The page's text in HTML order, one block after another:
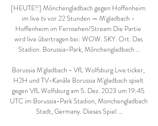
[HEUTE!!] Mönchengladbach gegen Hoffenheim
im live tv vor 22 Stunden — M'gladbach -
Hoffenheim im Fernsehen/Stream Die Partie
wird live übertragen bei: WOW. SKY. Ort. Das
Stadion. Borussia-Park, Mönchengladbach ...
Borussia M'gladbach - VfL Wolfsburg Live ticker,
H2H und TV-Kanäle Borussia M'gladbach spielt
gegen VfL Wolfsburg am 5. Dez. 2023 um 19:45
UTC im Borussia-Park Stadion, Monchengladbach
Stadt, Germany. Dieses Spiel ...